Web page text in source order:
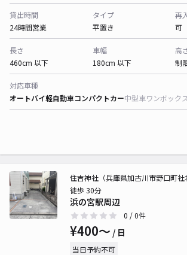
貸出時間
24時間営業
タイプ
平置き
再
可
長さ
460cm 以下
車幅
180cm 以下
高
制
対応車種
オートバイ軽自動車コンパクトカー中型車ワンボックス
浜の宮駅周辺
住吉神社（兵庫県加古川市野口町社
徒歩 30分
0 / 0件
¥400〜 / 日
当日予約不可